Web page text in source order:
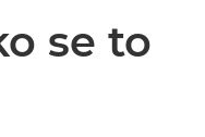
se to